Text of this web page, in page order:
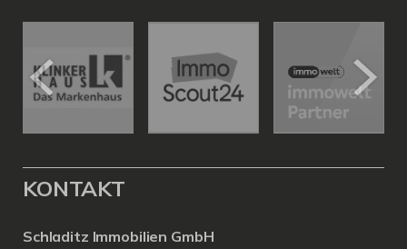
KONTAKT
Schladitz Immobilien GmbH